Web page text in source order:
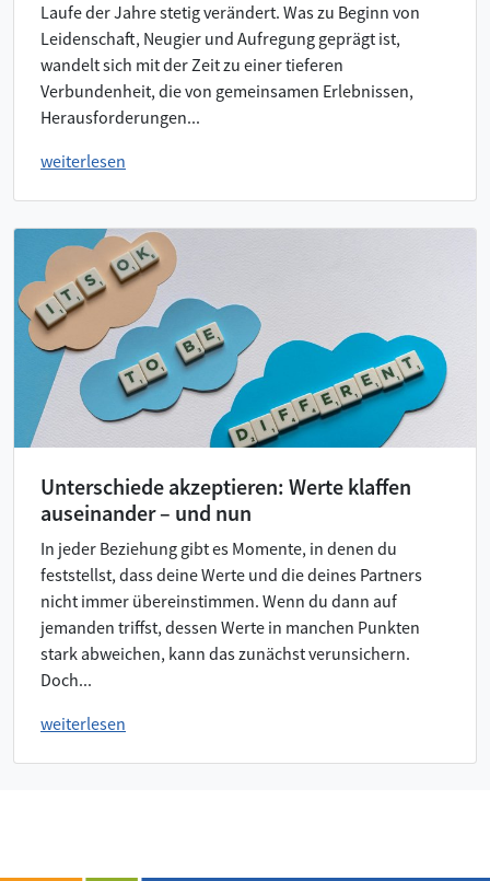
Laufe der Jahre stetig verändert. Was zu Beginn von
Leidenschaft, Neugier und Aufregung geprägt ist,
wandelt sich mit der Zeit zu einer tieferen
Verbundenheit, die von gemeinsamen Erlebnissen,
Herausforderungen...
weiterlesen
Unterschiede akzeptieren: Werte klaffen
auseinander – und nun
In jeder Beziehung gibt es Momente, in denen du
feststellst, dass deine Werte und die deines Partners
nicht immer übereinstimmen. Wenn du dann auf
jemanden triffst, dessen Werte in manchen Punkten
stark abweichen, kann das zunächst verunsichern.
Doch...
weiterlesen